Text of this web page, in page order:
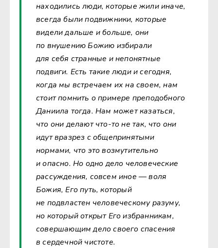
находились люди, которые жили иначе,
всегда были подвижники, которые
видели дальше и больше, они
по внушению Божию избирали
для себя странные и непонятные
подвиги. Есть такие люди и сегодня,
когда мы встречаем их на своем, нам
стоит помнить о примере преподобного
Даниила тогда. Нам может казаться,
что они делают что-то не так, что они
идут вразрез с общепринятыми
нормами, что это возмутительно
и опасно. Но одно дело человеческие
рассуждения, совсем иное — воля
Божия, Его путь, который
не подвластен человеческому разуму,
но который открыт Его избранникам,
совершающим дело своего спасения
в сердечной чистоте.